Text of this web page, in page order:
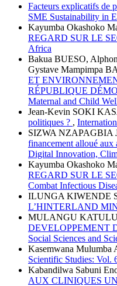
Facteurs explicatifs de
SME Sustainability in
Kayumba Okashoko
REGARD SUR LE
Africa
Bakua BUESO,
Gystave Mampimpa
ET
RÉPUBLIQUE
Maternal and Child
Jean-Kevin SOKI
politiques ? ,
SIZWA NZAPAGBIA
financement alloué
Digital Innovation,
Kayumba Okashoko
REGARD SUR LE
Combat Infectious
ILUNGA KIWENDE
L’HINTERLAND
MULANGU
DEVELOPPEMENT
Social Sciences and
Kasemwana Mulumba
Scientific Studies: Vol.
Kabandilwa Sabuni
AUX CLINIQUES